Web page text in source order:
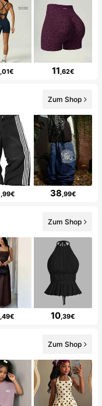
,01€ 11,62€
Zum Shop
,99€ 38,99€
Zum Shop
,49€ 10,39€
Zum Shop